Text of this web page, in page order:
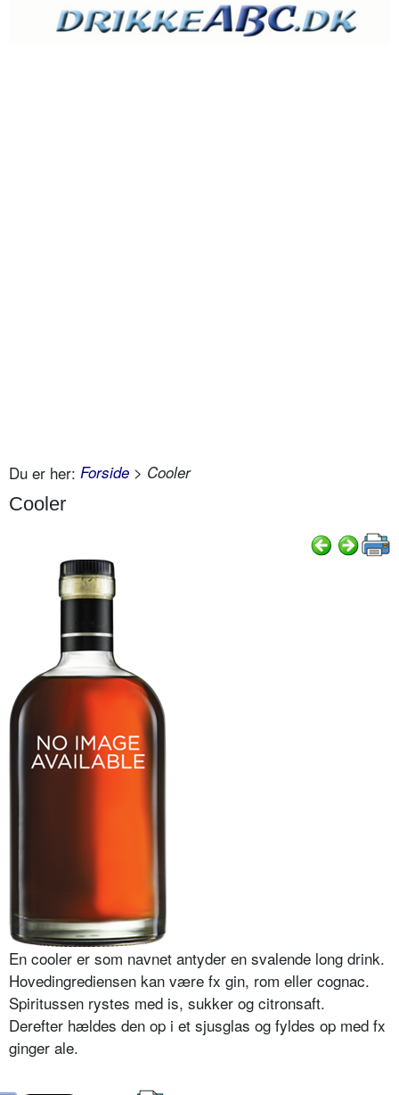
Du er her: Forside > Cooler
Cooler
En cooler er som navnet antyder en svalende long drink.
Hovedingrediensen kan være fx gin, rom eller cognac.
Spiritussen rystes med is, sukker og citronsaft.
Derefter hældes den op i et sjusglas og fyldes op med fx
ginger ale.